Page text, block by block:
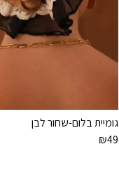
גומיית בלום-שחור לבן
₪49